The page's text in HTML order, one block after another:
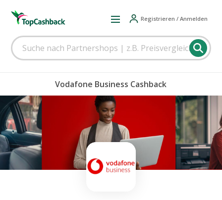
Registrieren / Anmelden
Vodafone Business Cashback